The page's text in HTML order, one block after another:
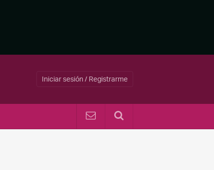
Iniciar sesión / Registrarme